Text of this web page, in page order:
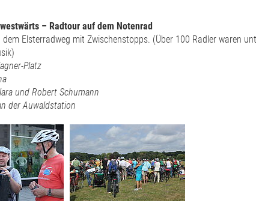
– Radtour auf dem Notenrad
Elsterradweg mit Zwischenstopps. (Über 100 Radler waren
Platz
und Robert Schumann
der Auwaldstation